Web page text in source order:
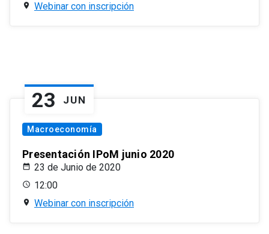
Webinar con inscripción
23 JUN
Macroeconomía
Presentación IPoM junio 2020
23 de Junio de 2020
12:00
Webinar con inscripción